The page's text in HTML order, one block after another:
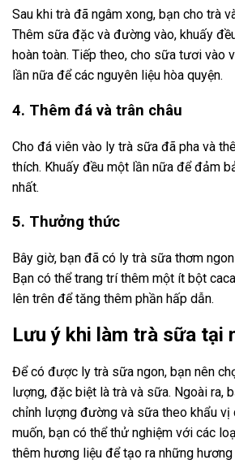
Sau khi trà đã ngâm xong, bạn cho trà
Thêm sữa đặc và đường vào, khuấy
hoàn toàn. Tiếp theo, cho sữa tươi vào
lần nữa để các nguyên liệu hòa quyện.
4. Thêm đá và trân châu
Cho đá viên vào ly trà sữa đã pha và
thích. Khuấy đều một lần nữa để đảm
nhất.
5. Thưởng thức
Bây giờ, bạn đã có ly trà sữa thơm
Bạn có thể trang trí thêm một ít bột
lên trên để tăng thêm phần hấp dẫn.
Lưu ý khi làm trà sữa tại
Để có được ly trà sữa ngon, bạn nên
lượng, đặc biệt là trà và sữa. Ngoài ra,
chỉnh lượng đường và sữa theo khẩu vị
muốn, bạn có thể thử nghiệm với các
thêm hương liệu để tạo ra những